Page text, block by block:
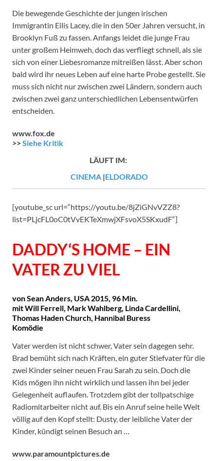
Die bewegende Geschichte der jungen irischen
Immigrantin Eilis Lacey, die in den 50er Jahren versucht, in
Brooklyn Fuß zu fassen. Anfangs leidet die junge Frau
unter großem Heimweh, doch das verfliegt schnell, als sie
sich von einer Liebesromanze mitreißen lässt. Aber schon
bald wird ihr neues Leben auf eine harte Probe gestellt. Sie
muss sich nicht nur zwischen zwei Ländern, sondern auch
zwischen zwei ganz unterschiedlichen Lebensentwürfen
entscheiden.
www.fox.de
>>Siehe Kritik
LÄUFT IM:
CINEMA|ELDORADO
[youtube_sc url=“https://youtu.be/8jZiGNvVZZ8?
list=PLjcFL0oC0tVvEKTeXmwjXFsvoX5SKxudF“]
DADDY‘S HOME – EIN
VATER ZU VIEL
von Sean Anders, USA 2015, 96 Min.
mit Will Ferrell, Mark Wahlberg, Linda Cardellini,
Thomas Haden Church, Hannibal Buress
Komödie
Vater werden ist nicht schwer, Vater sein dagegen sehr.
Brad bemüht sich nach Kräften, ein guter Stiefvater für die
zwei Kinder seiner neuen Frau Sarah zu sein. Doch die
Kids mögen ihn nicht wirklich und lassen ihn bei jeder
Gelegenheit auflaufen. Trotzdem gibt der tollpatschige
Radiomitarbeiter nicht auf. Bis ein Anruf seine heile Welt
völlig auf den Kopf stellt: Dusty, der leibliche Vater der
Kinder, kündigt seinen Besuch an …
www.paramountpictures.de